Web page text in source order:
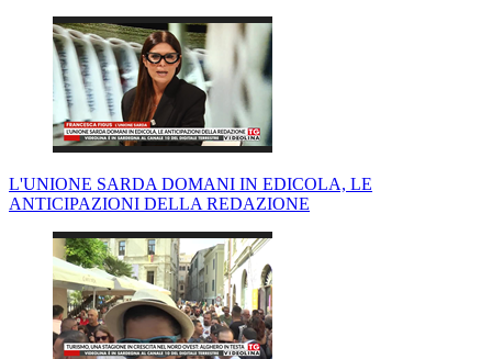
L'UNIONE SARDA DOMANI IN EDICOLA, LE
ANTICIPAZIONI DELLA REDAZIONE